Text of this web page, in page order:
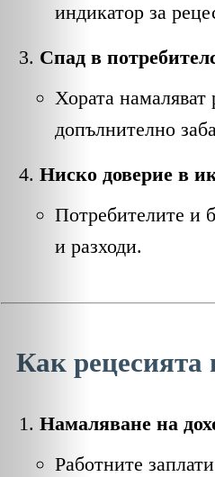
ЗА
ЛИДЕРИ
СЪБИТИЯ
БИЗНЕСЪТ
ЕКО
индикатор за
Спад в
Хората намаляват
допълнително
Ниско доверие в
Потребителите и
и разходи.
Как рецесията
Намаляване на
Работните